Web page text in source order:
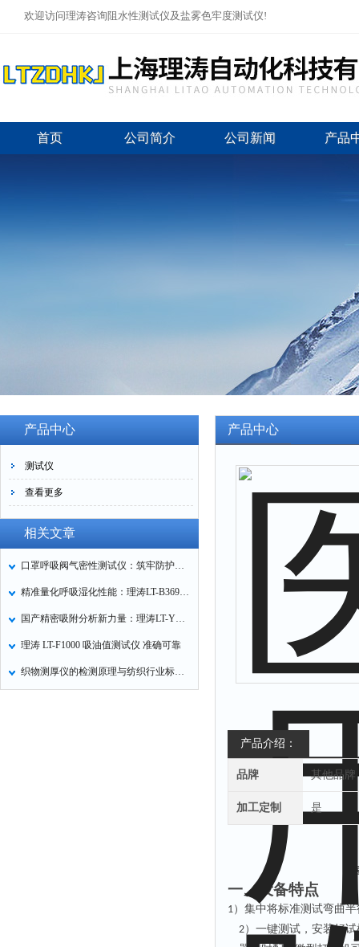
欢迎访问理涛咨询阻水性测试仪及盐雾色牢度测试仪!
首页 公司简介 公司新闻 产品
产品中心
测试仪
查看更多
相关文章
口罩呼吸阀气密性测试仪：筑牢防护口罩的质量关卡
精准量化呼吸湿化性能：理涛LT-B369湿化器数据采集装置技术解析
国产精密吸附分析新力量：理涛LT-Y019A全自动高压吸附仪的性能与应用解析
理涛 LT-F1000 吸油值测试仪 准确可靠
织物测厚仪的检测原理与纺织行业标准化应用
产品中心
产品介绍：
品牌 其他品牌
加工定制 是
一、设备特点
1）集中将标准测试弯曲
2）一键测试，安装好